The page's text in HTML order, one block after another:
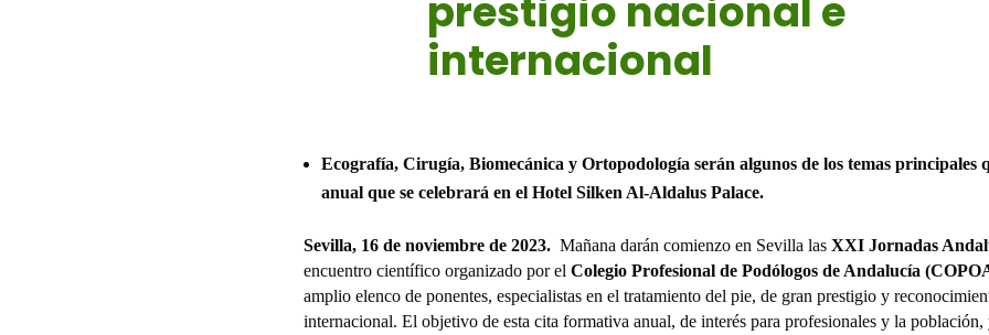
prestigio nacional e
internacional
Ecografía, Cirugía, Biomecánica y Ortopodología serán algunos de los temasprincipales
anual que se celebrará en el Hotel Silken Al-Aldalus Palace.
Sevilla, 16 de noviembre de 2023.Mañana darán comienzo en Sevilla lasXXI Jornadas
encuentro científico organizado por el Colegio Profesional de Podólogos de Andalucía
amplio elenco de ponentes, especialistas en el tratamiento del pie, de gran prestigio y
internacional. El objetivo de esta cita formativa anual, de interés para profesionales y la población,